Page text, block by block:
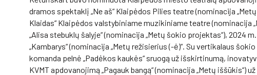
dramos spektaklį „Ne aš“ Klaipėdos Pilies teatre (nominacija
Klaidas“ Klaipėdos valstybiniame muzikiniame teatre (nominacija
„Alisa stebuklų šalyje“ (nominacija „Metų šokio projektas“), 2024
„Kambarys“ (nominacija „Metų režisierius (-ė)“. Su vertikalaus
komanda pelnė „Padėkos kaukės“ sruogą už išskirtinumą,
KVMT apdovanojimą „Pagauk bangą“ (nominacija „Metų iššūkis“)